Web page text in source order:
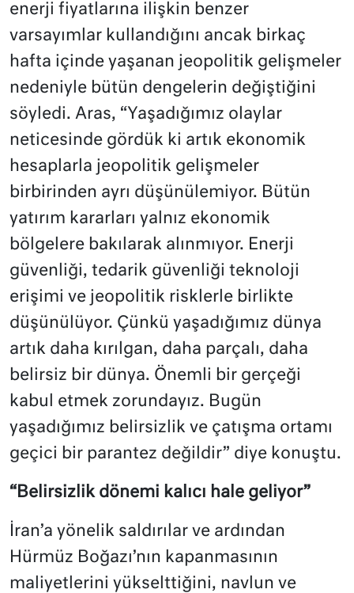
enerji fiyatlarına ilişkin benzer
varsayımlar kullandığını ancak birkaç
hafta içinde yaşanan jeopolitik gelişmeler
nedeniyle bütün dengelerin değiştiğini
söyledi. Aras, “Yaşadığımız olaylar
neticesinde gördük ki artık ekonomik
hesaplarla jeopolitik gelişmeler
birbirinden ayrı düşünülemiyor. Bütün
yatırım kararları yalnız ekonomik
bölgelere bakılarak alınmıyor. Enerji
güvenliği, tedarik güvenliği teknoloji
erişimi ve jeopolitik risklerle birlikte
düşünülüyor. Çünkü yaşadığımız dünya
artık daha kırılgan, daha parçalı, daha
belirsiz bir dünya. Önemli bir gerçeği
kabul etmek zorundayız. Bugün
yaşadığımız belirsizlik ve çatışma ortamı
geçici bir parantez değildir” diye konuştu.
“Belirsizlik dönemi kalıcı hale geliyor”
İran’a yönelik saldırılar ve ardından
Hürmüz Boğazı’nın kapanmasının
maliyetlerini yükselttiğini, navlun ve